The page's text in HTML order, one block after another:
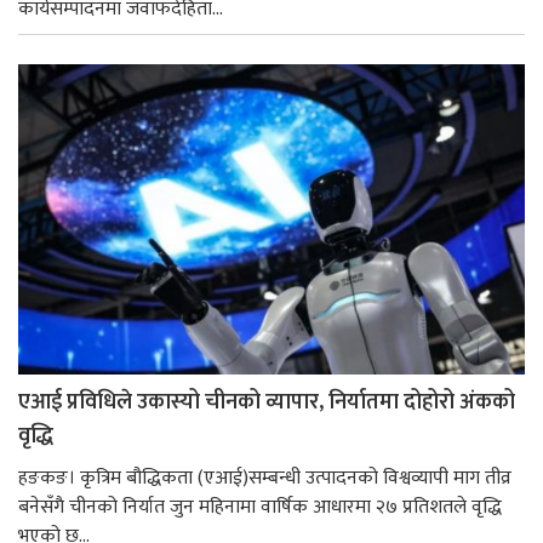
कार्यसम्पादनमा जवाफदेहिता...
एआई प्रविधिले उकास्यो चीनको व्यापार, निर्यातमा दोहोरो अंकको
वृद्धि
हङकङ। कृत्रिम बौद्धिकता (एआई)सम्बन्धी उत्पादनको विश्वव्यापी माग तीव्र
बनेसँगै चीनको निर्यात जुन महिनामा वार्षिक आधारमा २७ प्रतिशतले वृद्धि
भएको छ...